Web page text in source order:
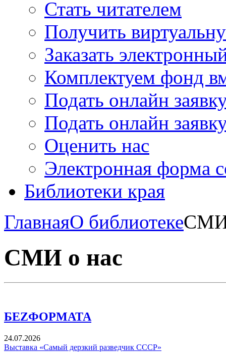
Стать читателем
Получить
Заказать
Комплектуем фонд
Подать онлайн
Подать онлайн
Оценить нас
Электронная форма
Библиотеки края
ГлавнаяО библиотекеСМИ
СМИ о нас
БЕZФОРМАТА
24.07.2026
Выставка «Самый дерзкий разведчик СССР»